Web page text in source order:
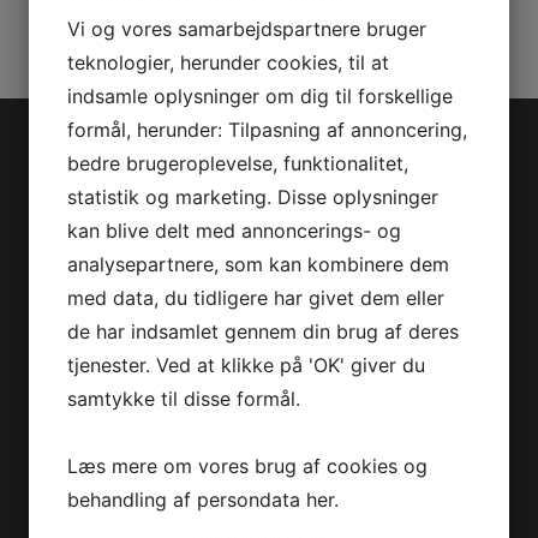
Jet-Trade Powersport
Jegstrupvej 280
8361 Hasselager
Telefon:+45 70 200 600
E-mail:info@jettrade.dk
CVR-nummer: 27233678
Produkter
Sea-Doo Vandscooter
Can-Am ATV
Vi og vores samarbejdspartnere bruger
teknologier, herunder cookies, til at
indsamle oplysninger om dig til forskellige
formål, herunder: Tilpasning af annoncering,
bedre brugeroplevelse, funktionalitet,
statistik og marketing. Disse oplysninger
kan blive delt med annoncerings- og
analysepartnere, som kan kombinere dem
med data, du tidligere har givet dem eller
de har indsamlet gennem din brug af deres
tjenester. Ved at klikke på 'OK' giver du
samtykke til disse formål.
Læs mere om vores brug af cookies og
behandling af persondata her.